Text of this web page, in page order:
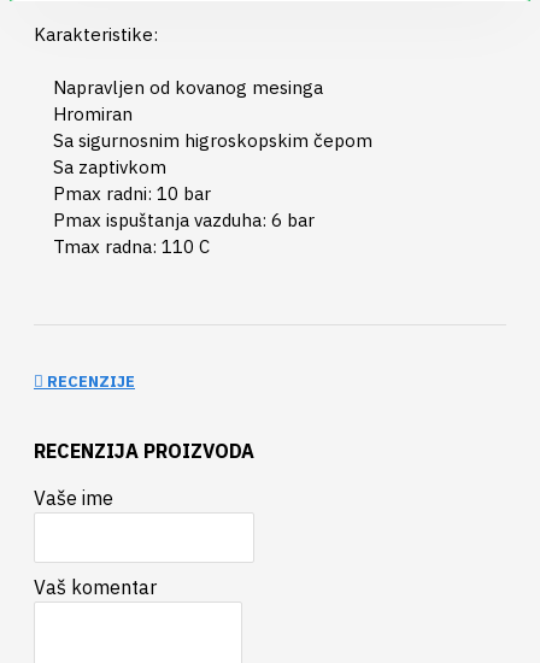
Karakteristike:
Napravljen od kovanog mesinga
Hromiran
Sa sigurnosnim higroskopskim čepom
Sa zaptivkom
Pmax radni: 10 bar
Pmax ispuštanja vazduha: 6 bar
Tmax radna: 110 C
RECENZIJE
RECENZIJA PROIZVODA
Vaše ime
Vaš komentar